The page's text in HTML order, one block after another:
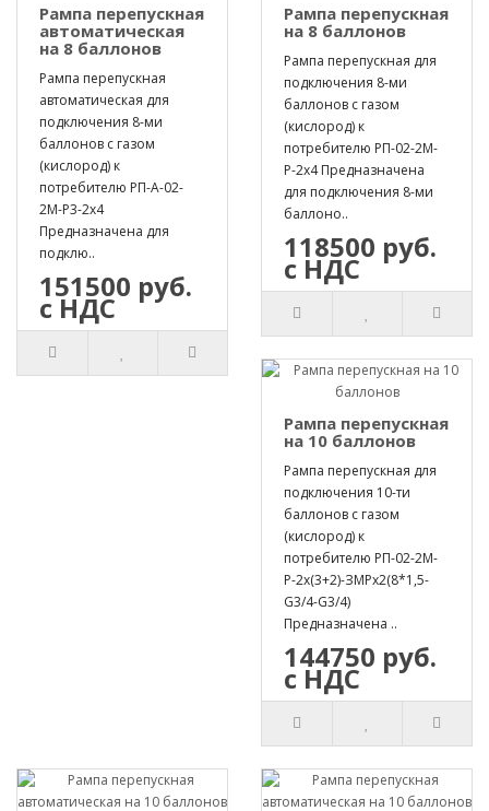
Рампа перепускная
автоматическая
на 8 баллонов
Рампа перепускная
автоматическая для
подключения 8-ми
баллонов с газом
(кислород) к
потребителю РП-А-02-
2М-Р3-2х4
Предназначена для
подклю..
151500 руб.
с НДС
Рампа перепускная
на 8 баллонов
Рампа перепускная для
подключения 8-ми
баллонов с газом
(кислород) к
потребителю РП-02-2М-
Р-2х4 Предназначена
для подключения 8-ми
баллоно..
118500 руб.
с НДС
Рампа перепускная
на 10 баллонов
Рампа перепускная для
подключения 10-ти
баллонов с газом
(кислород) к
потребителю РП-02-2М-
Р-2х(3+2)-ЗМРх2(8*1,5-
G3/4-G3/4)
Предназначена ..
144750 руб.
с НДС